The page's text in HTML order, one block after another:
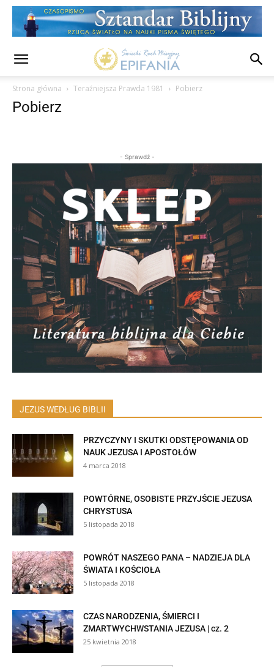
Strona główna Teraźniejsza Prawda 1981 Pobierz
Pobierz
- Sprawdź -
JEZUS WEDŁUG BIBLII
PRZYCZYNY I SKUTKI ODSTĘPOWANIA OD
NAUK JEZUSA I APOSTOŁÓW
4 marca 2018
POWTÓRNE, OSOBISTE PRZYJŚCIE JEZUSA
CHRYSTUSA
5 listopada 2018
POWRÓT NASZEGO PANA – NADZIEJA DLA
ŚWIATA I KOŚCIOŁA
5 listopada 2018
CZAS NARODZENIA, ŚMIERCI I
ZMARTWYCHWSTANIA JEZUSA | cz. 2
25 kwietnia 2018